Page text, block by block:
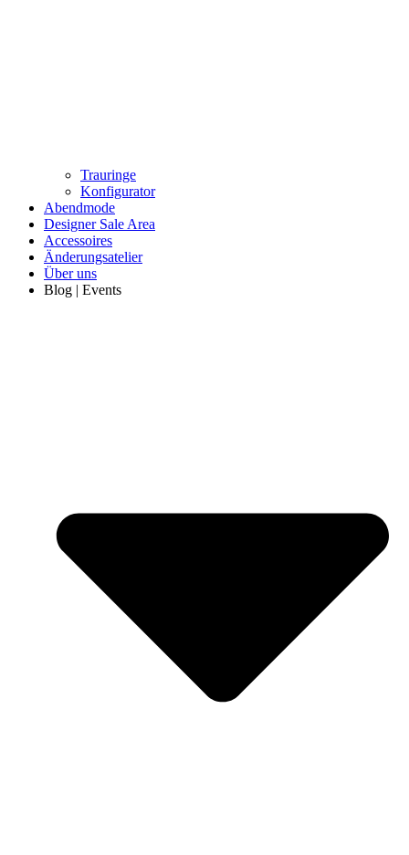
Trauringe
Konfigurator
Abendmode
Designer Sale Area
Accessoires
Änderungsatelier
Über uns
Blog | Events